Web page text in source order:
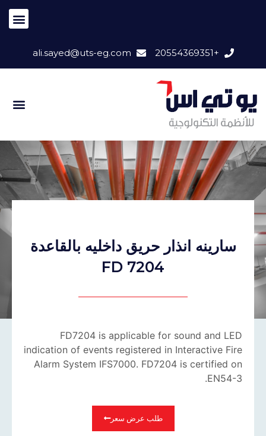
+20554369351
ali.sayed@uts-eg.com
سارينه انذار حريق داخليه بالقاعدة
FD 7204
FD7204 is applicable for sound and LED
indication of events registered in Interactive Fire
Alarm System IFS7000. FD7204 is certified on
EN54-3.
طلب عرض سعر